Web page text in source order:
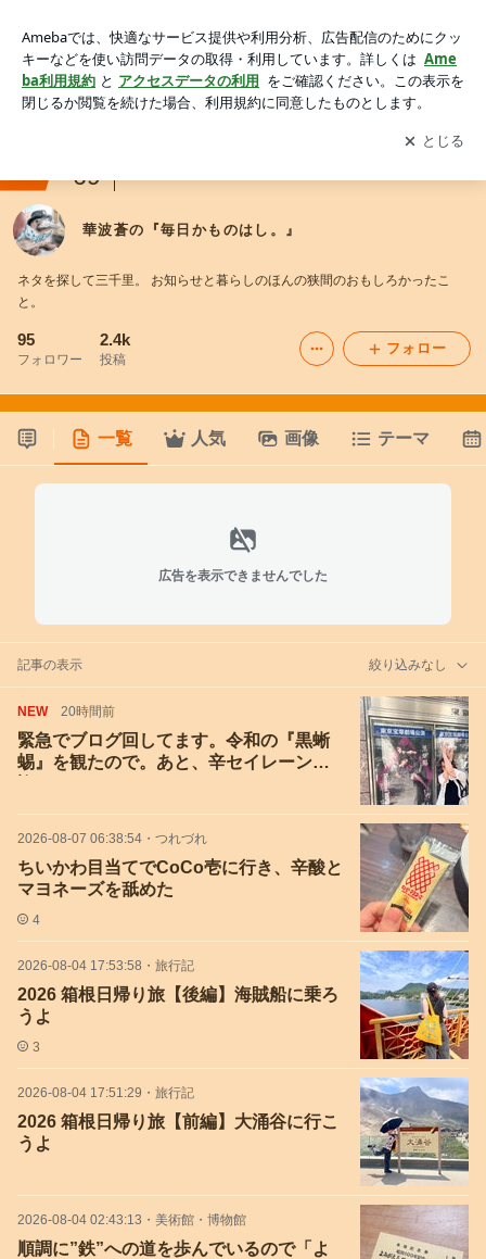
アプリをダウンロードして ブログの更新通知
を受け取りまし
ょう。
開く
69
華波蒼の『毎日かものはし。』
ネタを探して三千里。 お知らせと暮らしのほんの狭間のおもしろかったこ
と。
95
フォロワー
2.4k
投稿
フォロー
一覧 人気 画像 テーマ
広告を表示できませんでした
記事の表示 絞り込みなし
NEW 20時間前
緊急でブログ回してます。令和の『黒蜥
蜴』を観たので。あと、辛セイレーンお
2026-08-07 06:38:54 ・ つれづれ
ちいかわ目当てでCoCo壱に行き、辛酸と
マヨネーズを舐めた
4
2026-08-04 17:53:58 ・ 旅行記
2026 箱根日帰り旅【後編】海賊船に乗ろ
うよ
3
2026-08-04 17:51:29 ・ 旅行記
2026 箱根日帰り旅【前編】大涌谷に行こ
うよ
2026-08-04 02:43:13 ・ 美術館・博物館
順調に”鉄”への道を歩んでいるので「よ